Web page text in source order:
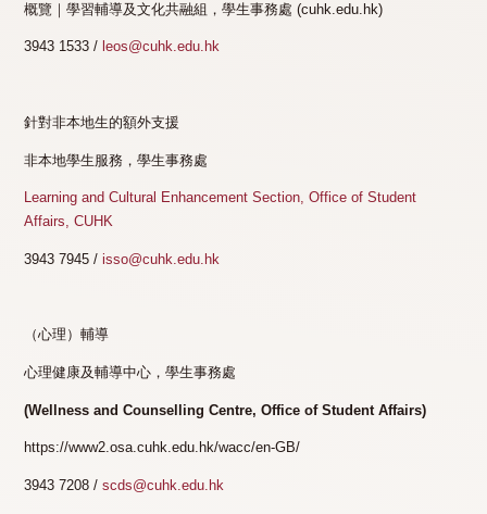
概覽｜學習輔導及文化共融組，學生事務處 (cuhk.edu.hk)
3943 1533 / leos@cuhk.edu.hk
針對非本地生的額外支援
非本地學生服務，學生事務處
Learning and Cultural Enhancement Section, Office of Student
Affairs, CUHK
3943 7945 /isso@cuhk.edu.hk
（心理）輔導
心理健康及輔導中心，學生事務處
(Wellness and Counselling Centre, Office of Student Affairs)
https://www2.osa.cuhk.edu.hk/wacc/en-GB/
3943 7208 /scds@cuhk.edu.hk